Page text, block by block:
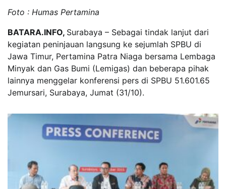
Foto : Humas Pertamina
BATARA.INFO, Surabaya – Sebagai tindak lanjut dari
kegiatan peninjauan langsung ke sejumlah SPBU di
Jawa Timur, Pertamina Patra Niaga bersama Lembaga
Minyak dan Gas Bumi (Lemigas) dan beberapa pihak
lainnya menggelar konferensi pers di SPBU 51.601.65
Jemursari, Surabaya, Jumat (31/10).